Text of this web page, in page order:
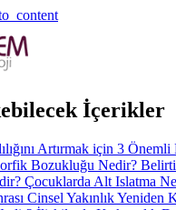
İçerikler
Artırmak için 3
Bozukluğu Nedir?
Çocuklarda Alt Islatma
Cinsel Yakınlık Yeniden